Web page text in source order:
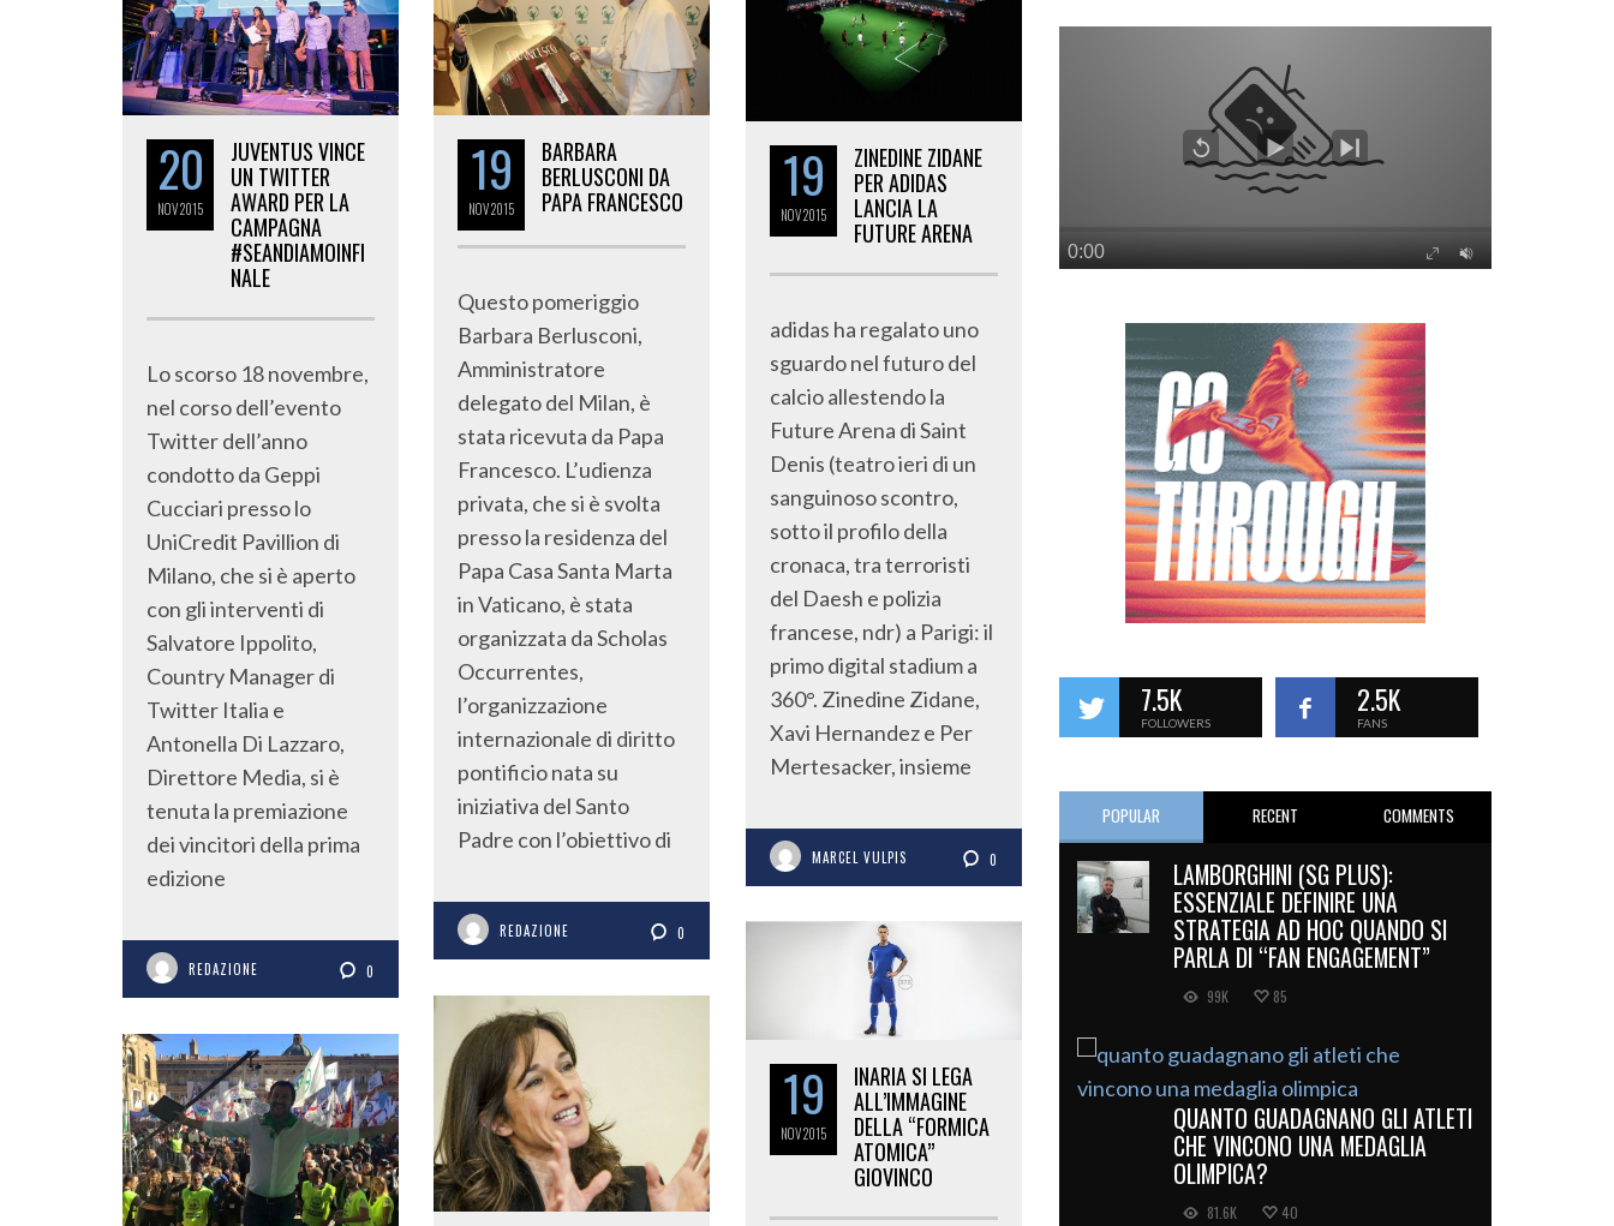
20
NOV2015
JUVENTUS VINCE
UN TWITTER
AWARD PER LA
CAMPAGNA
#SEANDIAMOINFI
NALE
Lo scorso 18 novembre,
nel corso dell’evento
Twitter dell’anno
condotto da Geppi
Cucciari presso lo
UniCredit Pavillion di
Milano, che si è aperto
con gli interventi di
Salvatore Ippolito,
Country Manager di
Twitter Italia e
Antonella Di Lazzaro,
Direttore Media, si è
tenuta la premiazione
dei vincitori della prima
edizione
REDAZIONE 0
19
NOV2015
BARBARA
BERLUSCONI DA
PAPA FRANCESCO
Questo pomeriggio
Barbara Berlusconi,
Amministratore
delegato del Milan, è
stata ricevuta da Papa
Francesco. L’udienza
privata, che si è svolta
presso la residenza del
Papa Casa Santa Marta
in Vaticano, è stata
organizzata da Scholas
Occurrentes,
l’organizzazione
internazionale di diritto
pontificio nata su
iniziativa del Santo
Padre con l’obiettivo di
REDAZIONE 0
19
NOV2015
ZINEDINE ZIDANE
PER ADIDAS
LANCIA LA
FUTURE ARENA
adidas ha regalato uno
sguardo nel futuro del
calcio allestendo la
Future Arena di Saint
Denis (teatro ieri di un
sanguinoso scontro,
sotto il profilo della
cronaca, tra terroristi
del Daesh e polizia
francese, ndr) a Parigi: il
primo digital stadium a
360°. Zinedine Zidane,
Xavi Hernandez e Per
Mertesacker, insieme
MARCEL VULPIS 0
19
NOV2015
INARIA SI LEGA
ALL’IMMAGINE
DELLA “FORMICA
ATOMICA”
GIOVINCO
7.5K
FOLLOWERS
2.5K
FANS
POPULAR RECENT COMMENTS
LAMBORGHINI (SG PLUS):
ESSENZIALE DEFINIRE UNA
STRATEGIA AD HOC QUANDO SI
PARLA DI “FAN ENGAGEMENT”
99K 85
QUANTO GUADAGNANO GLI ATLETI
CHE VINCONO UNA MEDAGLIA
OLIMPICA?
81.6K 40